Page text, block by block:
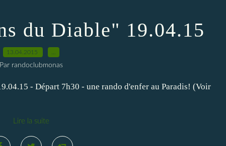
du Diable" 19.04.15
13.04.2015
Par randoclubmonas
- Départ 7h30 - une rando d'enfer au Paradis! (Voir
Lire la suite